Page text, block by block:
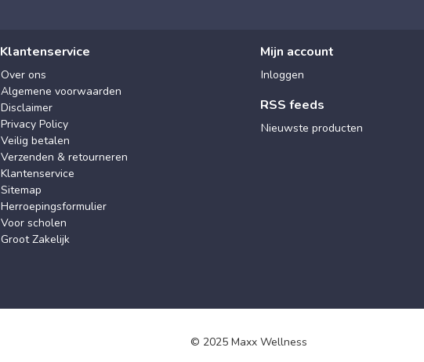
Klantenservice
Over ons
Algemene voorwaarden
Disclaimer
Privacy Policy
Veilig betalen
Verzenden & retourneren
Klantenservice
Sitemap
Herroepingsformulier
Voor scholen
Groot Zakelijk
Mijn account
Inloggen
RSS feeds
Nieuwste producten
© 2025 Maxx Wellness